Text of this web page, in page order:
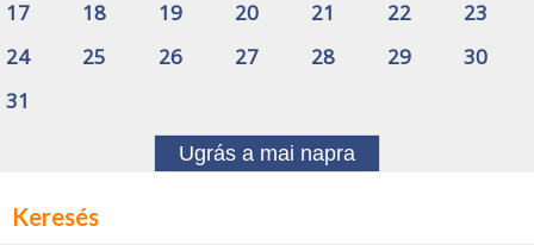
17
18 19 20 21 22
23
24
25 26 27 28 29
30
31
Ugrás a mai napra
Keresés